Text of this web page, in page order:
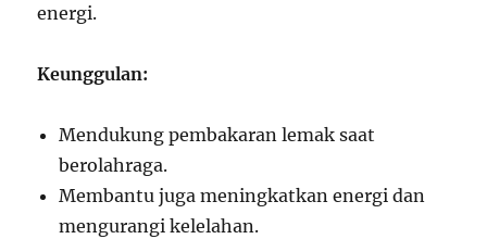
energi.
Keunggulan:
Mendukung pembakaran lemak saat
berolahraga.
Membantu juga meningkatkan energi dan
mengurangi kelelahan.